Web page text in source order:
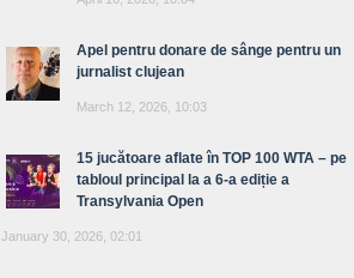
Apel pentru donare de sânge pentru un
jurnalist clujean
March 12, 2026, 10:03
15 jucătoare aflate în TOP 100 WTA – pe
tabloul principal la a 6-a ediție a
Transylvania Open
January 30, 2026, 02:01